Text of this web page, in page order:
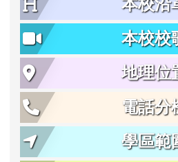
本校沿
本校校
地理位
電話分
學區範